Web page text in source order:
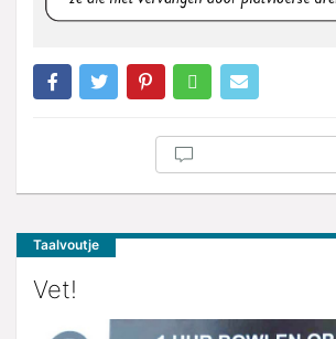
Taalvoutje
Vet!